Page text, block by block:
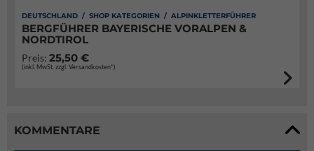
DEUTSCHLAND / SHOP KATEGORIEN / ALPINKLETTERFÜHRER
BERGFÜHRER BAYERISCHE VORALPEN &
NORDTIROL
Preis: 25,50 €
(inkl. MwSt. zzgl. Versandkosten*)
KOMMENTARE